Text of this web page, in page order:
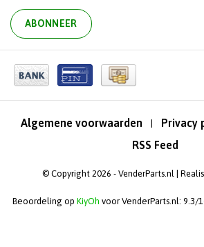
ABONNEER
Algemene voorwaarden | Privacy
RSS Feed
© Copyright 2026 - VenderParts.nl |
Beoordeling op KiyOh voor VenderParts.nl: 9.3/